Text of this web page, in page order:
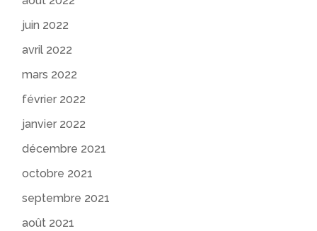
juin 2022
avril 2022
mars 2022
février 2022
janvier 2022
décembre 2021
octobre 2021
septembre 2021
août 2021